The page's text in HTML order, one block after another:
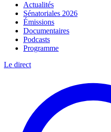
Actualités
Sénatoriales 2026
Émissions
Documentaires
Podcasts
Programme
Le direct